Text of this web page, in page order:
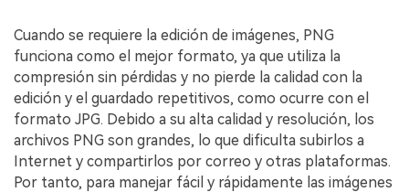
Cuando se requiere la edición de imágenes, PNG
funciona como el mejor formato, ya que utiliza la
compresión sin pérdidas y no pierde la calidad con la
edición y el guardado repetitivos, como ocurre con el
formato JPG. Debido a su alta calidad y resolución, los
archivos PNG son grandes, lo que dificulta subirlos a
Internet y compartirlos por correo y otras plataformas.
Por tanto, para manejar fácil y rápidamente las imágenes